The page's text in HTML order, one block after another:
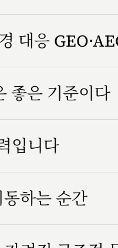
대응
좋은 기준이다
입니다
하는 순간